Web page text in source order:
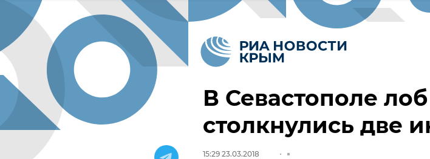
В Севастополе
столкнулись две
15:29 23.03.2018